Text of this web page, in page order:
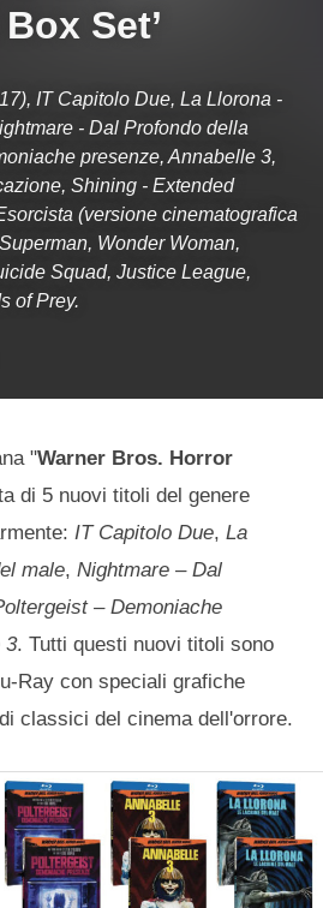
Set’
IT Capitolo Due, La Llorona -
- Dal Profondo della
presenze, Annabelle 3,
Shining - Extended
(versione cinematografica
Wonder Woman,
Squad, Justice League,
of Prey.
"Warner Bros. Horror
di 5 nuovi titoli del genere
IT Capitolo Due,La
male,Nightmare – Dal
– Demoniache
3. Tutti questi nuovi titoli sono
Ray con speciali grafiche
classici del cinema dell'orrore.